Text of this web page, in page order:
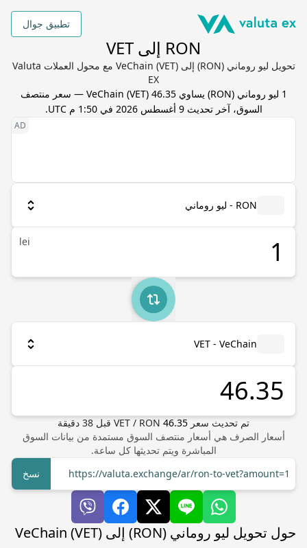
تطبيق جوال
RON إلى VET
تحويل ليو روماني (RON) إلى VeChain (VET) مع محول العملات Valuta
EX
1 ليو روماني (
RON) يساوي46.35
VeChain (VET
) — سعر منتصف
السوق، آخر تحديث9 أغسطس 2026 في 1:50 م UTC .
RON - ليو روماني
lei
VET - VeChain
تم تحديث سعر VET / RON 46.35 قبل 38 دقيقة
أسعار الصرف هي أسعار منتصف السوق مستمدة من بيانات السوق
المباشرة ويتم تحديثها كل ساعة.
https://valuta.exchange/ar/ron-to-vet?amount=1
نسخ
حول تحويل ليو روماني (RON) إلى VeChain (VET)